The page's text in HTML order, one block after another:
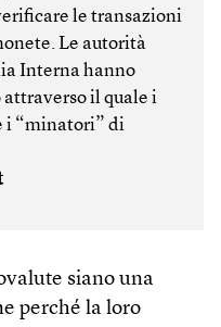
le transazioni
Le autorità
Interna hanno
il quale i
i “minatori” di
siano una
perché la loro